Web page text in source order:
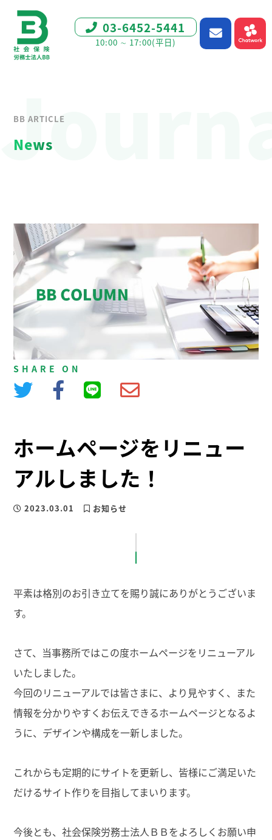
03-6452-5441
10:00 ∼ 17:00(平日)
BB ARTICLE
News
SHARE ON
ホームページをリニュー
アルしました！
2023.03.01 お知らせ
平素は格別のお引き立てを賜り誠にありがとうございま
す。
さて、当事務所ではこの度ホームページをリニューアル
いたしました。
今回のリニューアルでは皆さまに、より見やすく、また
情報を分かりやすくお伝えできるホームページとなるよ
うに、デザインや構成を一新しました。
これからも定期的にサイトを更新し、皆様にご満足いた
だけるサイト作りを目指してまいります。
今後とも、社会保険労務士法人ＢＢをよろしくお願い申